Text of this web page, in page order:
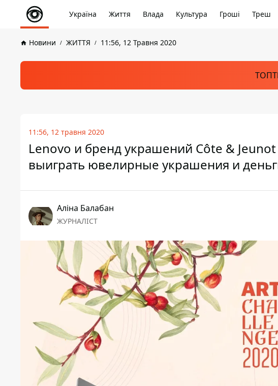
Україна Життя Влада Культура Гроші Треш
Новини ЖИТТЯ 11:56, 12 Травня 2020
11:56, 12 травня 2020
Lenovo и бренд украшений Côte &
выиграть ювелирные украшения и
Аліна Балабан
ЖУРНАЛІСТ